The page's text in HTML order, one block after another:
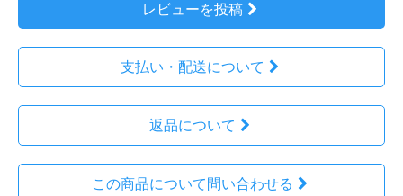
レビューを投稿
支払い・配送について
返品について
この商品について問い合わせる